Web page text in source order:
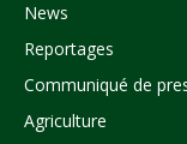
News
Reportages
Communiqué de
Agriculture